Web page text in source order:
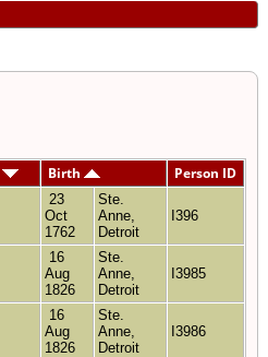
Birth Person ID
23
Oct
1762
Ste.
Anne,
Detroit
I396
16
Aug
1826
Ste.
Anne,
Detroit
I3985
16
Aug
1826
Ste.
Anne,
Detroit
I3986